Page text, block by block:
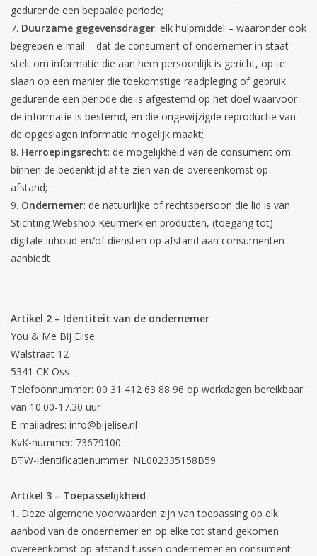
gedurende een bepaalde periode;
Duurzame gegevensdrager: elk hulpmiddel – waaronder ook
begrepen e-mail – dat de consument of ondernemer in staat
stelt om informatie die aan hem persoonlijk is gericht, op te
slaan op een manier die toekomstige raadpleging of gebruik
gedurende een periode die is afgestemd op het doel waarvoor
de informatie is bestemd, en die ongewijzigde reproductie van
de opgeslagen informatie mogelijk maakt;
Herroepingsrecht: de mogelijkheid van de consument om
binnen de bedenktijd af te zien van de overeenkomst op
afstand;
Ondernemer: de natuurlijke of rechtspersoon die lid is van
Stichting Webshop Keurmerk en producten, (toegang tot)
digitale inhoud en/of diensten op afstand aan consumenten
aanbiedt
Artikel 2 – Identiteit van de ondernemer
You & Me Bij Elise
Walstraat 12
5341 CK Oss
Telefoonnummer: 00 31 412 63 88 96 op werkdagen bereikbaar
van 10.00-17.30 uur
E-mailadres: info@bijelise.nl
KvK-nummer: 73679100
BTW-identificatienummer: NL002335158B59
Artikel 3 – Toepasselijkheid
Deze algemene voorwaarden zijn van toepassing op elk
aanbod van de ondernemer en op elke tot stand gekomen
overeenkomst op afstand tussen ondernemer en consument.